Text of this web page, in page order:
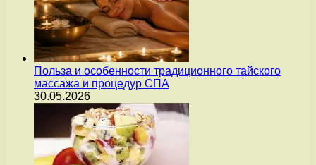
Польза и особенности традиционного тайского
массажа и процедур СПА
30.05.2026